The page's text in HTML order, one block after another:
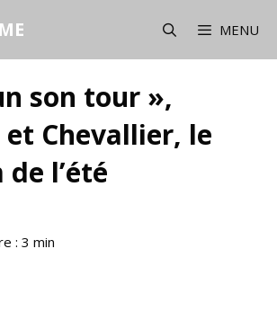
MENU
son tour »,
Chevallier, le
l’été
: 3 min